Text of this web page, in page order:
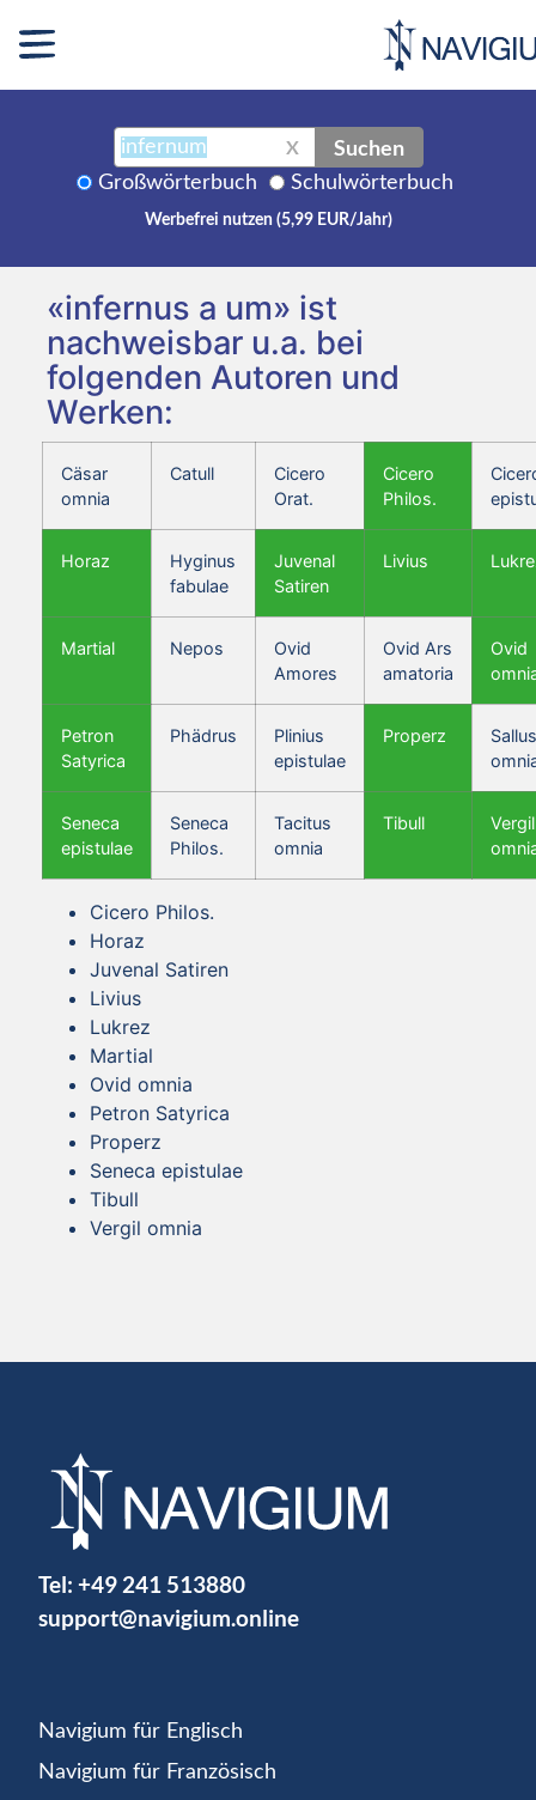
X Suchen
Großwörterbuch Schulwörterbuch
Werbefrei nutzen (5,99 EUR/Jahr)
«infernus a um» ist
nachweisbar u.a. bei
folgenden Autoren und
Werken:
Cäsar
omnia
Catull
Cicero
Orat.
Cicero
Philos.
Horaz
Hyginus
fabulae
Juvenal
Satiren
Livius
Martial Nepos
Ovid
Amores
Ovid Ars
amatoria
Ovid
Petron
Satyrica
Phädrus
Plinius
epistulae
Properz
Seneca
epistulae
Seneca
Philos.
Tacitus
omnia
Tibull
Vergil
Cicero Philos.
Horaz
Juvenal Satiren
Livius
Lukrez
Martial
Ovid omnia
Petron Satyrica
Properz
Seneca epistulae
Tibull
Vergil omnia
Tel: +49 241 513880
support@navigium.online
Navigium für Englisch
Navigium für Französisch